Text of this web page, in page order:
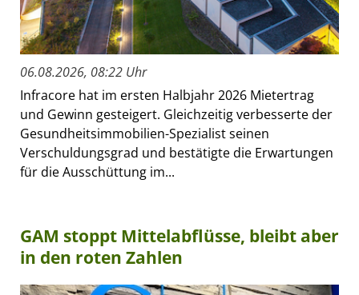
06.08.2026, 08:22 Uhr
Infracore hat im ersten Halbjahr 2026 Mietertrag
und Gewinn gesteigert. Gleichzeitig verbesserte der
Gesundheitsimmobilien-Spezialist seinen
Verschuldungsgrad und bestätigte die Erwartungen
für die Ausschüttung im...
GAM stoppt Mittelabflüsse, bleibt aber
in den roten Zahlen